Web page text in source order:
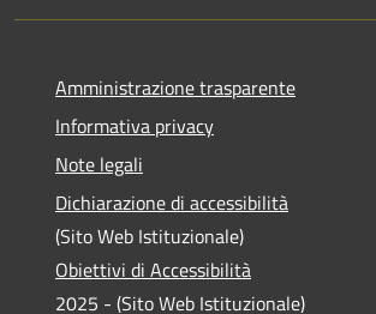
Amministrazione trasparente
Informativa privacy
Note legali
Dichiarazione di accessibilità
(Sito Web Istituzionale)
Obiettivi di Accessibilità
2025 - (Sito Web Istituzionale)